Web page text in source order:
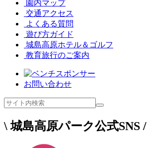
園内マップ
交通アクセス
よくある質問
遊び方ガイド
城島高原ホテル＆ゴルフ
教育旅行のご案内
お問い合わせ
\ 城島高原パーク公式SNS /